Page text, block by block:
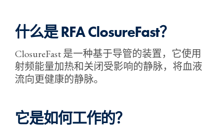
什么是 RFA ClosureFast？
ClosureFast 是一种基于导管的装置，它使用
射频能量加热和关闭受影响的静脉，将血液
流向更健康的静脉。
它是如何工作的？